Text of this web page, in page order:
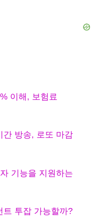
이해, 보험료
간 방송, 로또 마감
기능을 지원하는
트 투잡 가능할까?